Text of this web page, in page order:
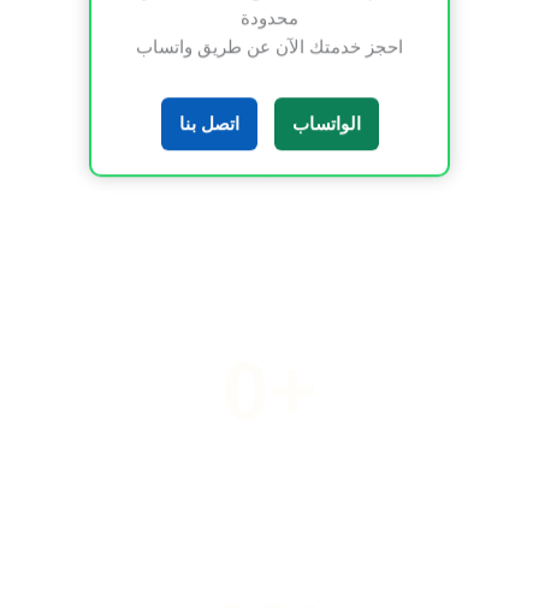
0
محدودة
احجز خدمتك الآن عن طريق واتساب
الواتساب اتصل بنا